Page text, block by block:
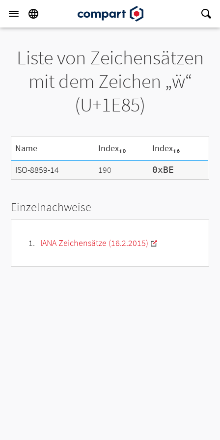
Liste von Zeichensätzen
mit dem Zeichen „ẅ“
(U+1E85)
Name Index₁₀
Index₁₆
ISO-8859-14
190 0xBE
Einzelnachweise
IANA Zeichensätze (16.2.2015)